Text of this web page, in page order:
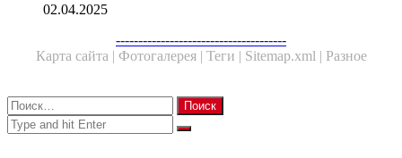
02.04.2025
--------------------------------------
Карта сайта | Фотогалерея | Теги | Sitemap.xml | Разное
Close
Найти:
Close
Search